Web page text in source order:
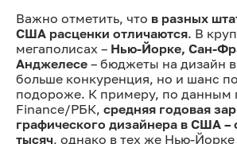
Важно отметить, что в разных
США расценки отличаются. В
мегаполисах – Нью-Йорке, Сан-
Анджелесе – бюджеты на дизайн
больше конкуренция, но и шанс
подороже. К примеру, по данным
Finance/РБК, средняя годовая
графического дизайнера в США –
тысяч, однако в тех же Нью-